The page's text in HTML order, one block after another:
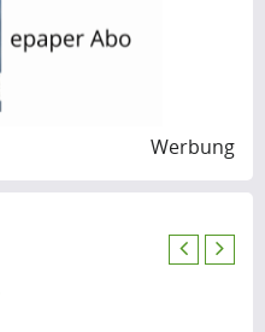
Werbung
P
N